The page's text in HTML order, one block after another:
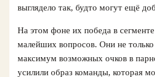
выглядело так, будто могут ещё
На этом фоне их победа в
малейших вопросов. Они не
максимум возможных очков в
усилили образ команды, которая